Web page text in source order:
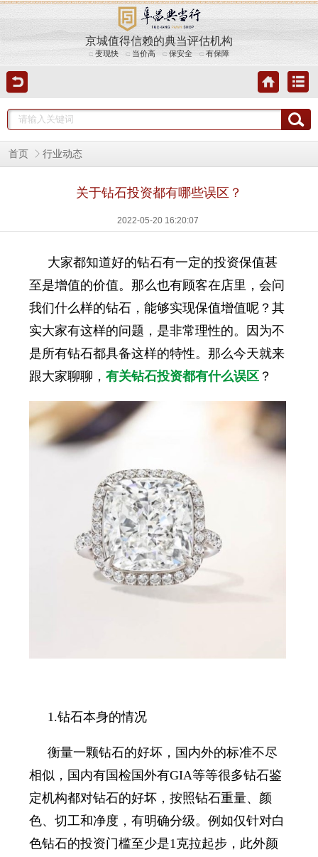
京城值得信赖的典当评估机构
变现快 当价高 保安全 有保障
首页 行业动态
关于钻石投资都有哪些误区？
2022-05-20 16:20:07
大家都知道好的钻石有一定的投资保值甚
至是增值的价值。那么也有顾客在店里，会问
我们什么样的钻石，能够实现保值增值呢？其
实大家有这样的问题，是非常理性的。因为不
是所有钻石都具备这样的特性。那么今天就来
跟大家聊聊， 有关钻石投资都有什么误区 ？
1.钻石本身的情况
衡量一颗钻石的好坏，国内外的标准不尽
相似，国内有国检国外有GIA等等很多钻石鉴
定机构都对钻石的好坏，按照钻石重量、颜
色、切工和净度，有明确分级。例如仅针对白
色钻石的投资门槛至少是1克拉起步，此外颜